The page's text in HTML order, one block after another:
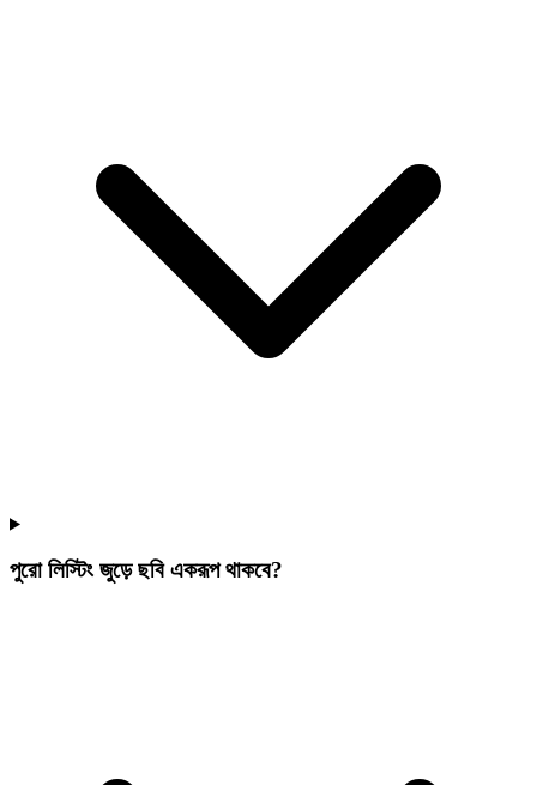
পুরো লিস্টিং জুড়ে ছবি একরূপ থাকবে?